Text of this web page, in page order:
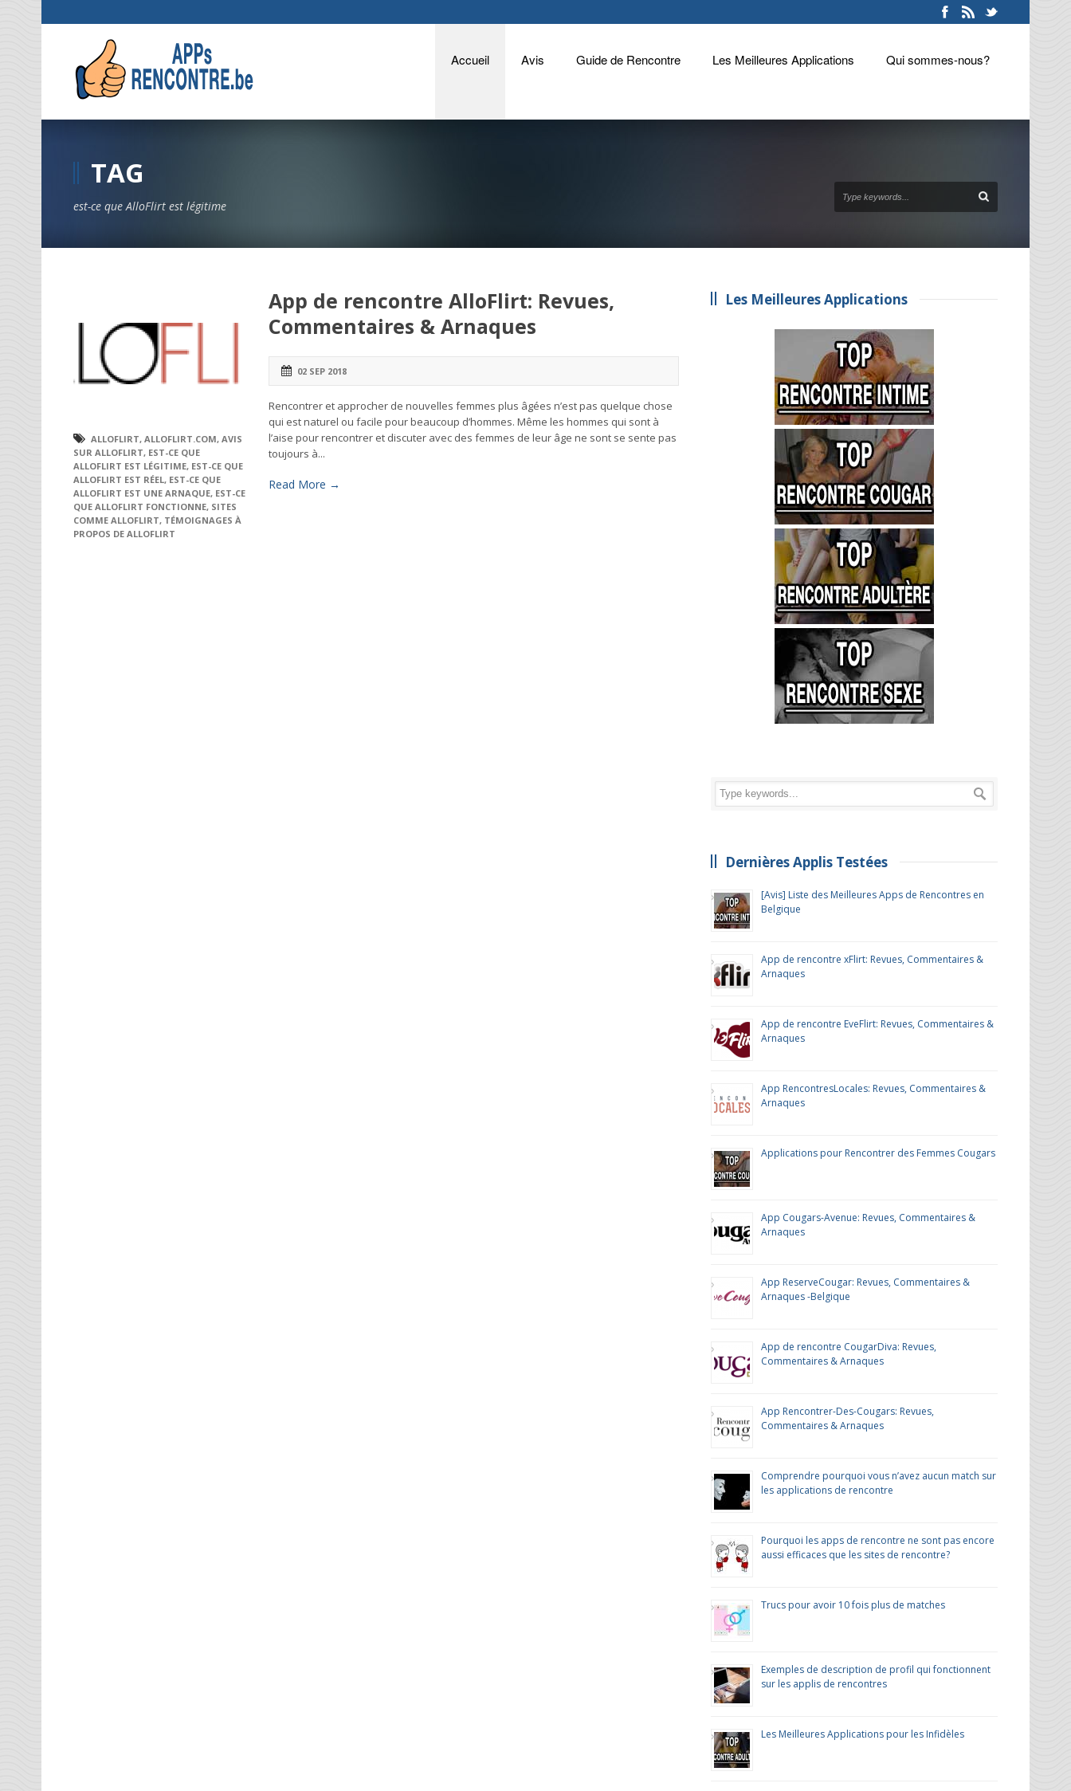
Accueil Avis Guide de Rencontre Les Meilleures Applications Qui sommes-nous?
TAG
est-ce que AlloFlirt est légitime
ALLOFLIRT, ALLOFLIRT.COM, AVIS
SUR ALLOFLIRT, EST-CE QUE
ALLOFLIRT EST LÉGITIME, EST-CE QUE
ALLOFLIRT EST RÉEL, EST-CE QUE
ALLOFLIRT EST UNE ARNAQUE, EST-CE
QUE ALLOFLIRT FONCTIONNE, SITES
COMME ALLOFLIRT, TÉMOIGNAGES À
PROPOS DE ALLOFLIRT
App de rencontre AlloFlirt: Revues,
Commentaires & Arnaques
02 SEP 2018
Rencontrer et approcher de nouvelles femmes plus âgées n’est pas quelque chose
qui est naturel ou facile pour beaucoup d’hommes. Même les hommes qui sont à
l’aise pour rencontrer et discuter avec des femmes de leur âge ne sont se sente pas
toujours à...
Read More →
Les Meilleures Applications
Dernières Applis Testées
[Avis] Liste des Meilleures Apps de Rencontres en
Belgique
App de rencontre xFlirt: Revues, Commentaires &
Arnaques
App de rencontre EveFlirt: Revues, Commentaires &
Arnaques
App RencontresLocales: Revues, Commentaires &
Arnaques
Applications pour Rencontrer des Femmes Cougars
App Cougars-Avenue: Revues, Commentaires &
Arnaques
App ReserveCougar: Revues, Commentaires &
Arnaques -Belgique
App de rencontre CougarDiva: Revues,
Commentaires & Arnaques
App Rencontrer-Des-Cougars: Revues,
Commentaires & Arnaques
Comprendre pourquoi vous n’avez aucun match sur
les applications de rencontre
Pourquoi les apps de rencontre ne sont pas encore
aussi efficaces que les sites de rencontre?
Trucs pour avoir 10 fois plus de matches
Exemples de description de profil qui fonctionnent
sur les applis de rencontres
Les Meilleures Applications pour les Infidèles